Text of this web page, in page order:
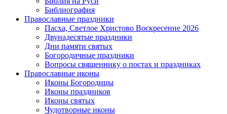
Библиография
Православные праздники
Пасха, Светлое Христово Воскресение 2026
Двунадесятые праздники
Дни памяти святых
Богородичные праздники
Вопросы священнику о постах и праздниках
Православные иконы
Иконы Богородицы
Иконы праздников
Иконы святых
Чудотворные иконы